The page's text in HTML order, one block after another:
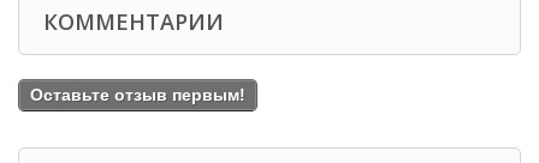
КОММЕНТАРИИ
Оставьте отзыв первым!